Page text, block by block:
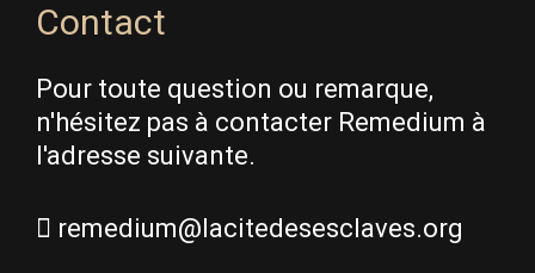
Contact
Pour toute question ou remarque,
n'hésitez pas à contacter Remedium à
l'adresse suivante.
remedium@lacitedesesclaves.org